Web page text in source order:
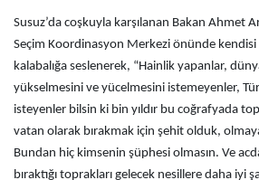
Susuz’da coşkuyla karşılanan Bakan Ahmet
Seçim Koordinasyon Merkezi önünde kendisi
kalabalığa seslenerek, “Hainlik yapanlar,
yükselmesini ve yücelmesini istemeyenler,
isteyenler bilsin ki bin yıldır bu coğrafyada
vatan olarak bırakmak için şehit olduk,
Bundan hiç kimsenin şüphesi olmasın. Ve
bıraktığı toprakları gelecek nesillere daha iyi